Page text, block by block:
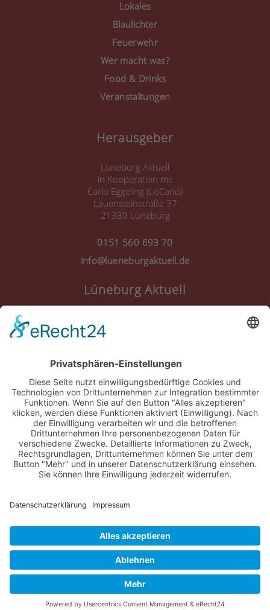
Consent Management
Lokales
Blaulichter
Feuerwehr
Wer macht was?
Food & Drinks
Veranstaltungen
Herausgeber
Lüneburg Aktuell
in Kooperation mit
Carlo Eggeling (LoCarlo)
Lauensteinstraße 37
21339 Lüneburg
0151 560 693 70
info@lueneburgaktuell.de
Lüneburg Aktuell
Nutzungsbedingungen
Über Uns
Datenschutz
Kontakt
Impressum
Cookie-Einstellungen
// Realisiert von